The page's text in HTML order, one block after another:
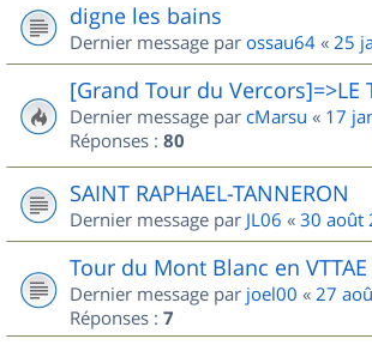
digne les bains
Dernier message par ossau64 « 25
[Grand Tour du Vercors]=>LE
Dernier message par cMarsu « 17
Réponses : 80
SAINT RAPHAEL-TANNERON
Dernier message par JL06 « 30 août
Tour du Mont Blanc en VTTAE
Dernier message par joel00 « 27
Réponses : 7